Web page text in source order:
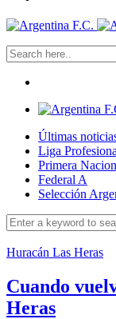
Últimas
Liga
Primera
Federal A
Selección
Huracán Las Heras
Cuando
Heras